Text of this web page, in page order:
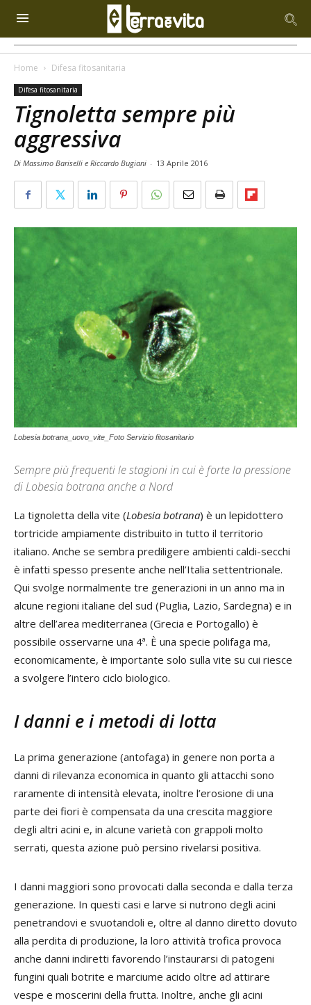
Home Difesa fitosanitaria
Difesa fitosanitaria
Tignoletta sempre più
aggressiva
Di Massimo Bariselli e Riccardo Bugiani - 13 Aprile 2016
Lobesia botrana_uovo_vite_Foto Servizio fitosanitario
Sempre più frequenti le stagioni in cui è forte la pressione
di Lobesia botrana anche a Nord
La tignoletta della vite (Lobesia botrana) è un lepidottero
tortricide ampiamente distribuito in tutto il territorio
italiano. Anche se sembra prediligere ambienti caldi-secchi
è infatti spesso presente anche nell’Italia settentrionale.
Qui svolge normalmente tre generazioni in un anno ma in
alcune regioni italiane del sud (Puglia, Lazio, Sardegna) e in
altre dell’area mediterranea (Grecia e Portogallo) è
possibile osservarne una 4ª. È una specie polifaga ma,
economicamente, è importante solo sulla vite su cui riesce
a svolgere l’intero ciclo biologico.
I danni e i metodi di lotta
La prima generazione (antofaga) in genere non porta a
danni di rilevanza economica in quanto gli attacchi sono
raramente di intensità elevata, inoltre l’erosione di una
parte dei fiori è compensata da una crescita maggiore
degli altri acini e, in alcune varietà con grappoli molto
serrati, questa azione può persino rivelarsi positiva.
I danni maggiori sono provocati dalla seconda e dalla terza
generazione. In questi casi e larve si nutrono degli acini
penetrandovi e svuotandoli e, oltre al danno diretto dovuto
alla perdita di produzione, la loro attività trofica provoca
anche danni indiretti favorendo l’instaurarsi di patogeni
fungini quali botrite e marciume acido oltre ad attirare
vespe e moscerini della frutta. Inoltre, anche gli acini